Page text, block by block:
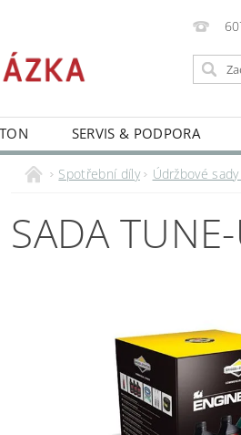
SERVIS & PODPORA
Spotřební díly Údržbové
SADA